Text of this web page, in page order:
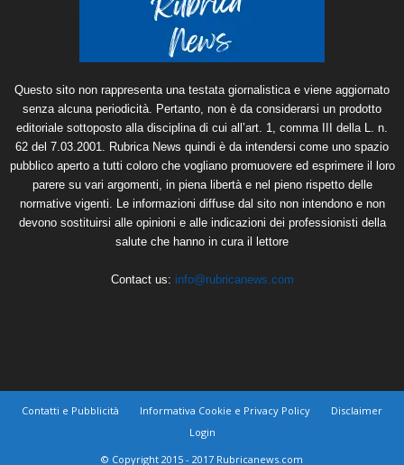
Questo sito non rappresenta una testata giornalistica e viene aggiornato
senza alcuna periodicità. Pertanto, non è da considerarsi un prodotto
editoriale sottoposto alla disciplina di cui all’art. 1, comma III della L. n.
62 del 7.03.2001. Rubrica News quindi è da intendersi come uno spazio
pubblico aperto a tutti coloro che vogliano promuovere ed esprimere il loro
parere su vari argomenti, in piena libertà e nel pieno rispetto delle
normative vigenti. Le informazioni diffuse dal sito non intendono e non
devono sostituirsi alle opinioni e alle indicazioni dei professionisti della
salute che hanno in cura il lettore
Contact us: info@rubricanews.com
Contatti e Pubblicità Informativa Cookie e Privacy Policy
Disclaimer
Login
© Copyright 2015 - 2017 Rubricanews.com